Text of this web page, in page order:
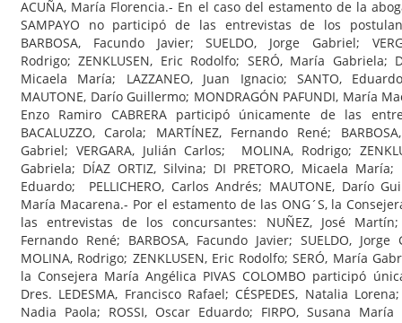
ACUÑA, María Florencia.- En el caso del estamento de la
SAMPAYO no participó de las entrevistas de los
BARBOSA, Facundo Javier; SUELDO, Jorge Gabriel;
Rodrigo; ZENKLUSEN, Eric Rodolfo; SERÓ, María Gabriela;
Micaela María; LAZZANEO, Juan Ignacio; SANTO,
MAUTONE, Darío Guillermo; MONDRAGÓN PAFUNDI, María
Enzo Ramiro CABRERA participó únicamente de las
BACALUZZO, Carola; MARTÍNEZ, Fernando René;
Gabriel; VERGARA, Julián Carlos; MOLINA, Rodrigo;
Gabriela; DÍAZ ORTIZ, Silvina; DI PRETORO, Micaela María;
Eduardo; PELLICHERO, Carlos Andrés; MAUTONE, Darío
María Macarena.- Por el estamento de las ONG´S, la
las entrevistas de los concursantes: NUÑEZ, José Martín;
Fernando René; BARBOSA, Facundo Javier; SUELDO,
MOLINA, Rodrigo; ZENKLUSEN, Eric Rodolfo; SERÓ, María
la Consejera María Angélica PIVAS COLOMBO participó
Dres. LEDESMA, Francisco Rafael; CÉSPEDES, Natalia
Nadia Paola; ROSSI, Oscar Eduardo; FIRPO, Susana María